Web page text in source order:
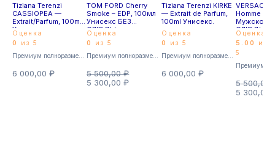
Tiziana Terenzi
CASSIOPEA —
Extrait/Parfum, 100ml
Унисекс
Оценка
0
из 5
6 000,00 ₽
TOM FORD Cherry
Smoke – EDP, 100мл
Унисекс БЕЗ
СЛЮДЫ
Оценка
0
из 5
5 500,00₽
5 300,00₽
Премиум полноразмерные
Tiziana Terenzi KIRKE
— Extrait de Parfum,
100ml Унисекс.
Оценка
0
из 5
6 000,00 ₽
VERSACE
Homme –
Мужской
СЛЮДЫ
Оценка
5.00
из
5
5 500,00
5 300,00